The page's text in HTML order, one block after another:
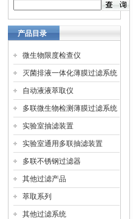
产品目录
微生物限度检查仪
灭菌排液一体化薄膜过滤系统
自动液液萃取仪
多联微生物检测薄膜过滤系统
实验室抽滤装置
实验室通用多联抽滤装置
多联不锈钢过滤器
其他过滤产品
萃取系列
其他过滤系统